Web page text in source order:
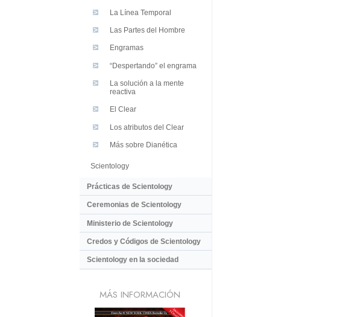
La Línea Temporal
Las Partes del Hombre
Engramas
“Despertando” el engrama
La solución a la mente
reactiva
El Clear
Los atributos del Clear
Más sobre Dianética
Scientology
Prácticas de Scientology
Ceremonias de Scientology
Ministerio de Scientology
Credos y Códigos de Scientology
Scientology en la sociedad
MÁS INFORMACIÓN